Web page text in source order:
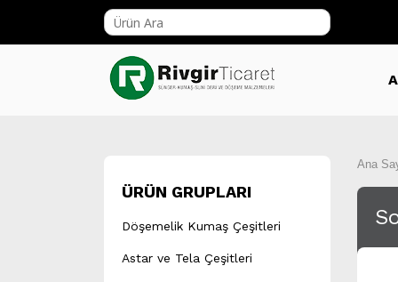
ÜRÜN GRUPLARI
Döşemelik Kumaş Çeşitleri
Astar ve Tela Çeşitleri
Ana